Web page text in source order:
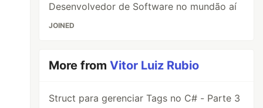
Desenvolvedor de Software no mundão aí
JOINED
More fromVitor Luiz Rubio
Struct para gerenciar Tags no C# - Parte 3